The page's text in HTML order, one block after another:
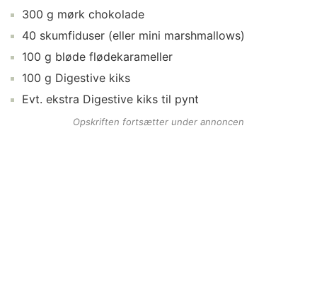
300 g mørk chokolade
40 skumfiduser (eller mini marshmallows)
100 g bløde flødekarameller
100 g Digestive kiks
Evt. ekstra Digestive kiks til pynt
Opskriften fortsætter under annoncen